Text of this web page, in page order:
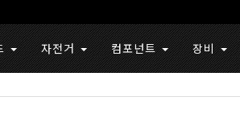
자전거 컴포넌트 장비